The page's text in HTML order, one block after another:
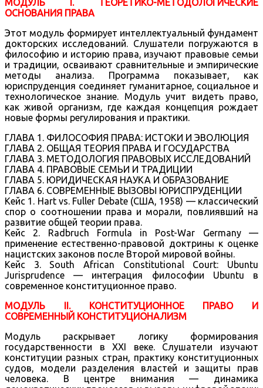
МОДУЛЬ I. ТЕОРЕТИКО-МЕТОДОЛОГИЧЕСКИЕ
ОСНОВАНИЯ ПРАВА
Этот модуль формирует интеллектуальный фундамент
докторских исследований. Слушатели погружаются в
философию и историю права, изучают правовые семьи
и традиции, осваивают сравнительные и эмпирические
методы анализа. Программа показывает, как
юриспруденция соединяет гуманитарное, социальное и
технологическое знание. Модуль учит видеть право,
как живой организм, где каждая концепция рождает
новые формы регулирования и практики.
ГЛАВА 1. ФИЛОСОФИЯ ПРАВА: ИСТОКИ И ЭВОЛЮЦИЯ
ГЛАВА 2. ОБЩАЯ ТЕОРИЯ ПРАВА И ГОСУДАРСТВА
ГЛАВА 3. МЕТОДОЛОГИЯ ПРАВОВЫХ ИССЛЕДОВАНИЙ
ГЛАВА 4. ПРАВОВЫЕ СЕМЬИ И ТРАДИЦИИ
ГЛАВА 5. ЮРИДИЧЕСКАЯ НАУКА И ОБРАЗОВАНИЕ
ГЛАВА 6. СОВРЕМЕННЫЕ ВЫЗОВЫ ЮРИСПРУДЕНЦИИ
Кейс 1. Hart vs. Fuller Debate (США, 1958) — классический
спор о соотношении права и морали, повлиявший на
развитие общей теории права.
Кейс 2. Radbruch Formula in Post-War Germany —
применение естественно-правовой доктрины к оценке
нацистских законов после Второй мировой войны.
Кейс 3. South African Constitutional Court: Ubuntu
Jurisprudence — интеграция философии Ubuntu в
современное конституционное право.
МОДУЛЬ II. КОНСТИТУЦИОННОЕ ПРАВО И
СОВРЕМЕННЫЙ КОНСТИТУЦИОНАЛИЗМ
Модуль раскрывает логику формирования
государственности в XXI веке. Слушатели изучают
конституции разных стран, практику конституционных
судов, модели разделения властей и защиты прав
человека. В центре внимания — динамика